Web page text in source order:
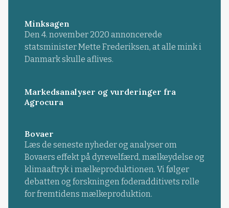
Minksagen
Den 4. november 2020 annoncerede
statsminister Mette Frederiksen, at alle mink i
Danmark skulle aflives.
Markedsanalyser og vurderinger fra
Agrocura
Bovaer
Læs de seneste nyheder og analyser om
Bovaers effekt på dyrevelfærd, mælkeydelse og
klimaaftryk i mælkeproduktionen. Vi følger
debatten og forskningen foderadditivets rolle
for fremtidens mælkeproduktion.